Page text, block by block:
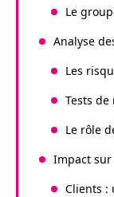
Le
Analyse
Les
Tests
Le rôle
Impact sur
Clients :